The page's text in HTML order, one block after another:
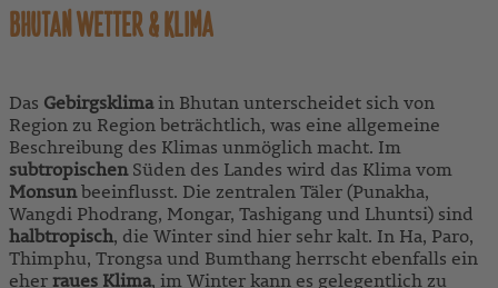
BHUTAN WETTER & KLIMA
Das Gebirgsklimain Bhutan unterscheidet sich von
Region zu Region beträchtlich, was eine allgemeine
Beschreibung des Klimas unmöglich macht. Im
subtropischenSüden des Landes wird das Klima vom
Monsunbeeinflusst. Die zentralen Täler (Punakha,
Wangdi Phodrang, Mongar, Tashigang und Lhuntsi) sind
halbtropisch, die Winter sind hier sehr kalt. In Ha, Paro,
Thimphu, Trongsa und Bumthang herrscht ebenfalls ein
eherraues Klima, im Winter kann es gelegentlich zu